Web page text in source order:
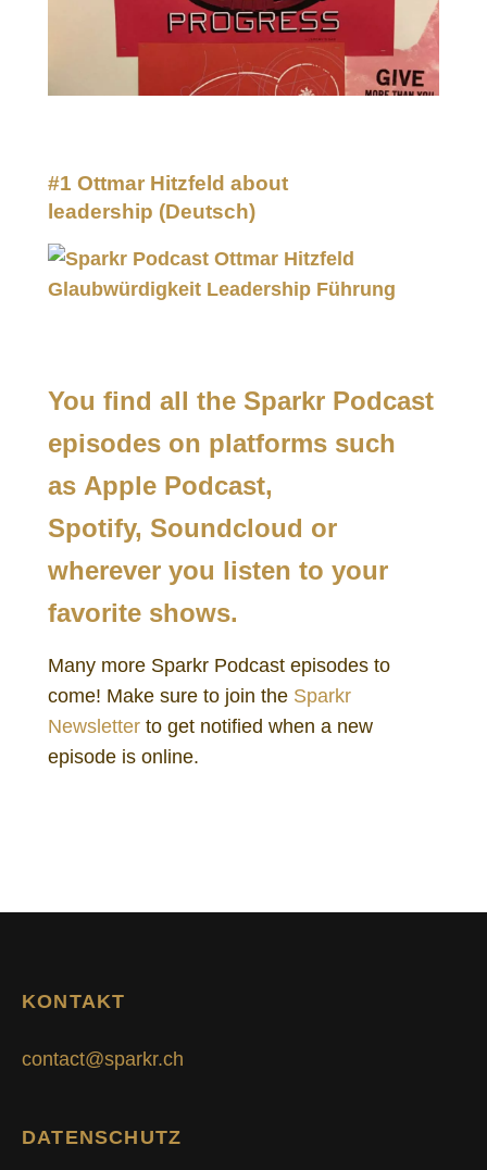
#1 Ottmar Hitzfeld about
leadership (Deutsch)
You find all the Sparkr Podcast
episodes on platforms such
as Apple Podcast,
Spotify, Soundcloud or
wherever you listen to your
favorite shows.
Many more Sparkr Podcast episodes to
come! Make sure to join the Sparkr
Newsletter to get notified when a new
episode is online.
KONTAKT
contact@sparkr.ch
DATENSCHUTZ